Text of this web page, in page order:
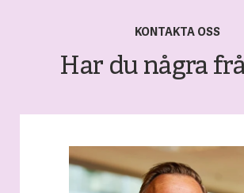
KONTAKTA OSS
Har du några